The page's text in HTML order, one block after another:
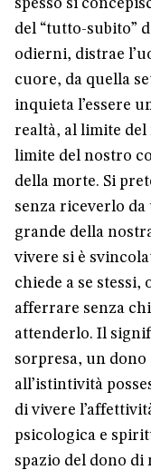
spesso si
del “tutto-subito”
odierni, distrae
cuore, da quella
inquieta l’essere
realtà, al limite
limite del nostro
della morte. Si
senza riceverlo
grande della
vivere si è
chiede a se stessi,
afferrare senza
attenderlo. Il
sorpresa, un dono
all’istintività
di vivere
psicologica e
spazio del dono di